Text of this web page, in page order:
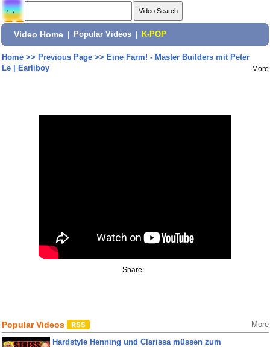
Video Home Popular Videos K-POP
Home>> Previous Page>> Eine Farm! - Master Builders mit Peter
Le | Earliboy
More
Share:
Popular Videos More
Hardstyle Henning und Clarissa müssen zum